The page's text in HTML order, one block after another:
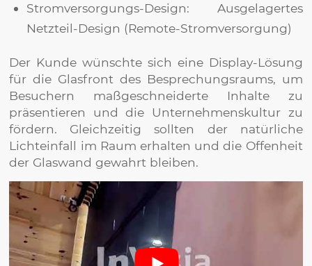
Stromversorgungs-Design: Ausgelagertes
Netzteil-Design (Remote-Stromversorgung)
Der Kunde wünschte sich eine Display-Lösung
für die Glasfront des Besprechungsraums, um
Besuchern maßgeschneiderte Inhalte zu
präsentieren und die Unternehmenskultur zu
fördern. Gleichzeitig sollten der natürliche
Lichteinfall im Raum erhalten und die Offenheit
der Glaswand gewahrt bleiben.